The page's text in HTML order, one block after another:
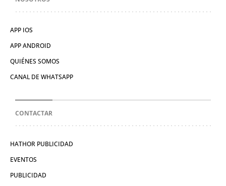
APP IOS
APP ANDROID
QUIÉNES SOMOS
CANAL DE WHATSAPP
CONTACTAR
HATHOR PUBLICIDAD
EVENTOS
PUBLICIDAD